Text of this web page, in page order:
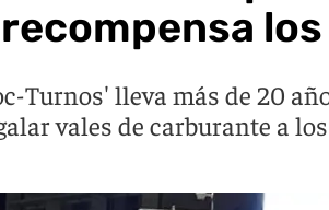
Turnos' lleva más de 20
vales de carburante a